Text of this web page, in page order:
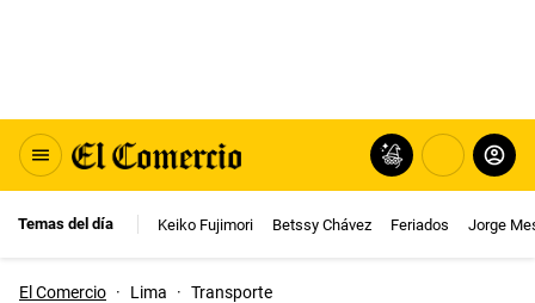
Temas del día Keiko Fujimori Betssy Chávez Feriados Jorge
El Comercio · Lima · Transporte